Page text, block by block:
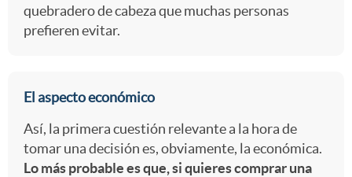
p
quebradero de cabeza que muchas personas
prefieren evitar.
El aspecto económico
Así, la primera cuestión relevante a la hora de
tomar una decisión es, obviamente, la económica.
Lo más probable es que, si quieres comprar una